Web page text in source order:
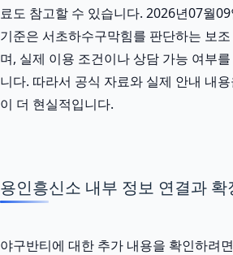
료도 참고할 수 있습니다. 2026년07월
기준은 서초하수구막힘를 판단하는 보
며, 실제 이용 조건이나 상담 가능 여부
니다. 따라서 공식 자료와 실제 안내 내
이 더 현실적입니다.
용인흥신소 내부 정보 연결과 확
야구반티에 대한 추가 내용을 확인하려면